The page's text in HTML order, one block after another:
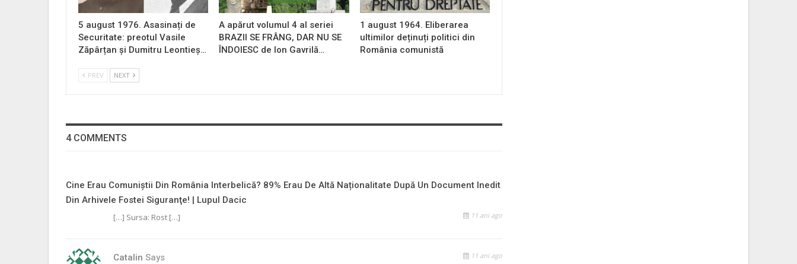
5 august 1976. Asasinați de
Securitate: preotul Vasile
Zăpârțan și Dumitru Leontieș…
A apărut volumul 4 al seriei
BRAZII SE FRÂNG, DAR NU SE
ÎNDOIESC de Ion Gavrilă…
1 august 1964. Eliberarea
ultimilor deținuți politici din
România comunistă
PREV NEXT
4 COMMENTS
Cine Erau Comuniștii Din România Interbelică? 89% Erau De Altă Naționalitate După Un Document Inedit
Din Arhivele Fostei Siguranţe! | Lupul Dacic
11 ani ago
[…] Sursa: Rost […]
Catalin Says 11 ani ago